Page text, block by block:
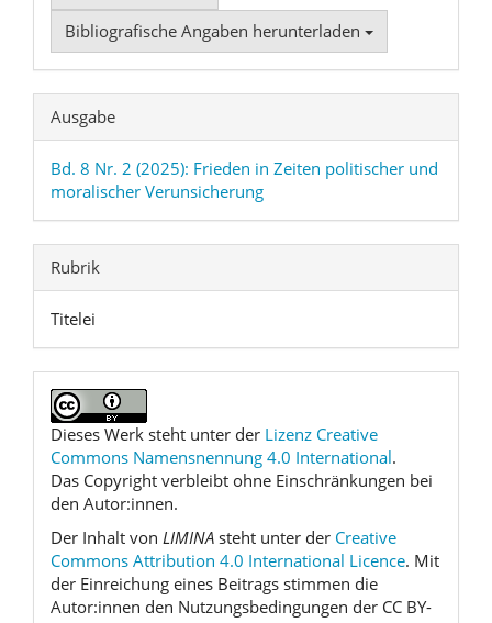
Bibliografische Angaben herunterladen
Ausgabe
Bd. 8 Nr. 2 (2025): Frieden in Zeiten politischer und
moralischer Verunsicherung
Rubrik
Titelei
Dieses Werk steht unter der Lizenz Creative
Commons Namensnennung 4.0 International.
Das Copyright verbleibt ohne Einschränkungen bei
den Autor:innen.
Der Inhalt von LIMINA steht unter der Creative
Commons Attribution 4.0 International Licence. Mit
der Einreichung eines Beitrags stimmen die
Autor:innen den Nutzungsbedingungen der CC BY-